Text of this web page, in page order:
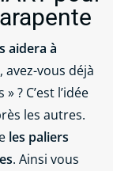
aidera à
avez-vous déjà
? C’est l’idée
les autres.
les paliers
. Ainsi vous